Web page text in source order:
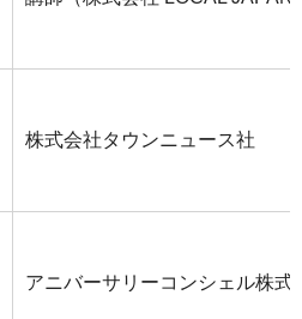
株式会社タウンニュース社
アニバーサリーコンシェル株式